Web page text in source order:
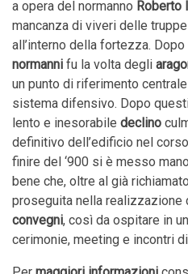
a opera del normanno Roberto
mancanza di viveri delle
all’interno della fortezza. Dopo
normanni fu la volta degli
un punto di riferimento
sistema difensivo. Dopo
lento e inesorabile declino
definitivo dell’edificio nel
finire del ‘900 si è messo
bene che, oltre al già richiamato
proseguita nella realizzazione
convegni, così da ospitare in
cerimonie, meeting e incontri